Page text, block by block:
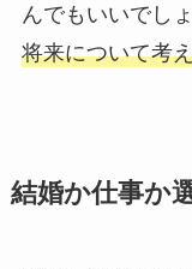
んでもいいでしょ
将来について考
結婚か仕事か